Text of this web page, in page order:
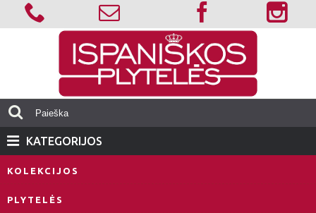
KATEGORIJOS
KOLEKCIJOS
PLYTELĖS